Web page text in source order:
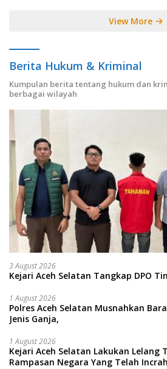
View More
Berita Hukum & Kriminal
Kumpulan berita tentang hukum dan
berbagai wilayah
3 August 2026
Kejari Aceh Selatan Tangkap DPO
1 August 2026
Polres Aceh Selatan Musnahkan
Jenis Ganja,
1 August 2026
Kejari Aceh Selatan Lakukan Lelang
Rampasan Negara Yang Telah